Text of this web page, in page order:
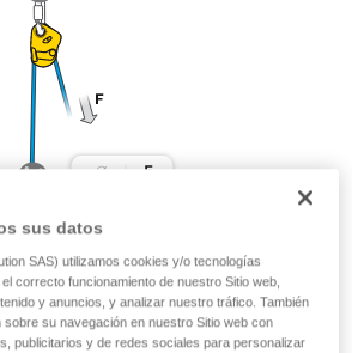
sus datos
SAS) utilizamos cookies y/o tecnologías
correcto funcionamiento de nuestro Sitio web,
y anuncios, y analizar nuestro tráfico. También
su navegación en nuestro Sitio web con
publicitarios y de redes sociales para personalizar